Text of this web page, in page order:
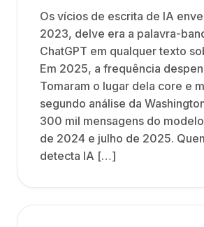
Os vícios de escrita de IA
2023, delve era a palavra-
ChatGPT em qualquer texto
Em 2025, a frequência
Tomaram o lugar dela core e
segundo análise da
300 mil mensagens do
de 2024 e julho de 2025.
detecta IA […]